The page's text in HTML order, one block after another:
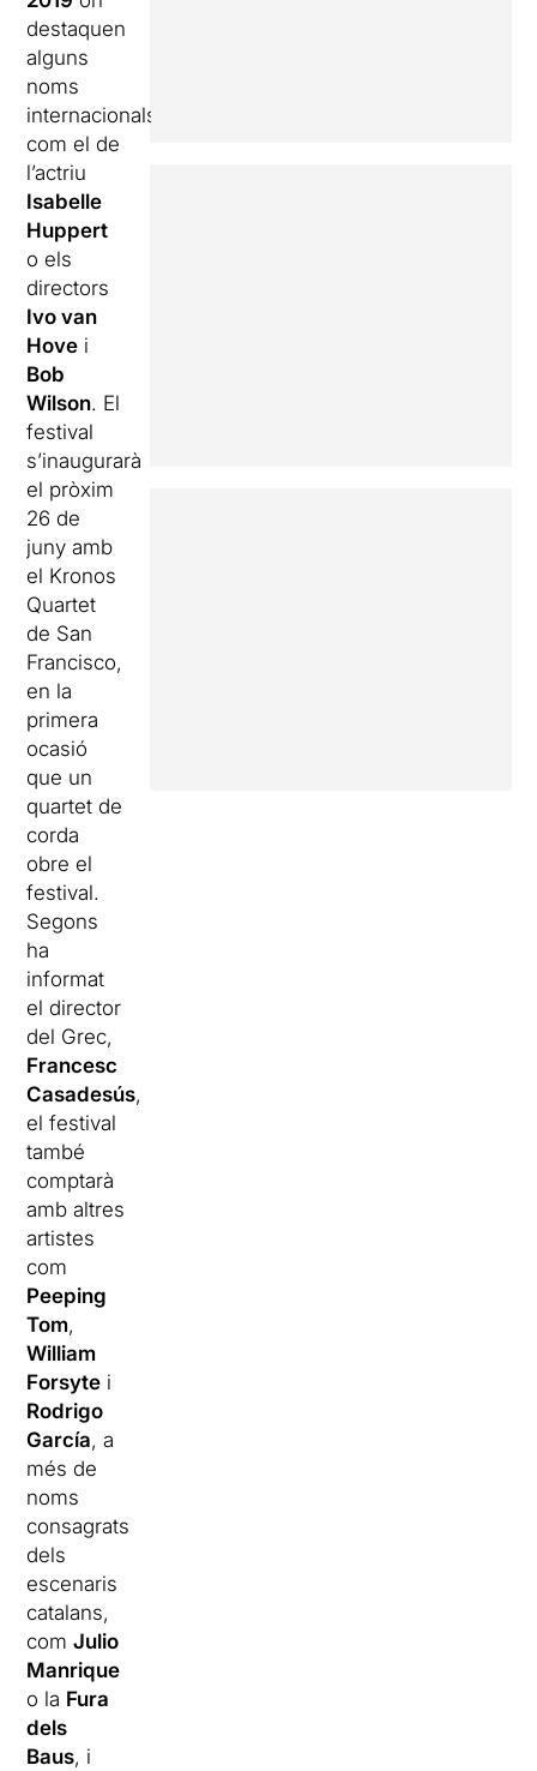
destaquen
alguns
noms
internacionals
com el de
l’actriu
Isabelle
Huppert
o els
directors
Ivo van
Hove i
Bob
Wilson. El
festival
s’inaugurarà
el pròxim
26 de
juny amb
el Kronos
Quartet
de San
Francisco,
en la
primera
ocasió
que un
quartet de
corda
obre el
festival.
Segons
ha
informat
el director
del Grec,
Francesc
Casadesús,
el festival
també
comptarà
amb altres
artistes
com
Peeping
Tom,
William
Forsyte i
Rodrigo
García, a
més de
noms
consagrats
dels
escenaris
catalans,
comJulio
Manrique
o la Fura
dels
Baus, i